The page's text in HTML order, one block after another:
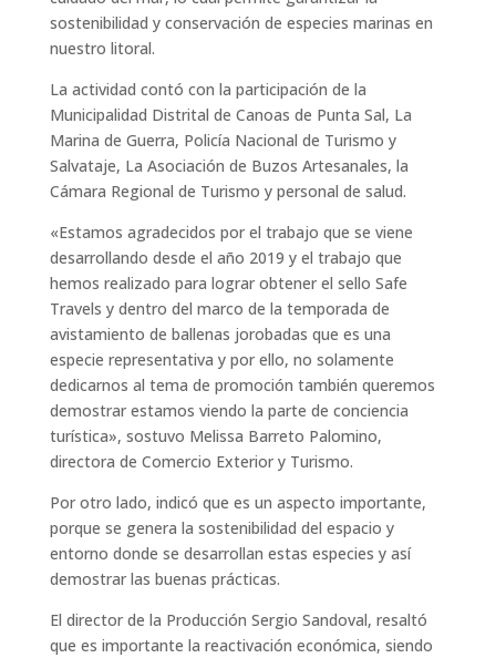
sostenibilidad y conservación de especies marinas en
nuestro litoral.
La actividad contó con la participación de la
Municipalidad Distrital de Canoas de Punta Sal, La
Marina de Guerra, Policía Nacional de Turismo y
Salvataje, La Asociación de Buzos Artesanales, la
Cámara Regional de Turismo y personal de salud.
«Estamos agradecidos por el trabajo que se viene
desarrollando desde el año 2019 y el trabajo que
hemos realizado para lograr obtener el sello Safe
Travels y dentro del marco de la temporada de
avistamiento de ballenas jorobadas que es una
especie representativa y por ello, no solamente
dedicarnos al tema de promoción también queremos
demostrar estamos viendo la parte de conciencia
turística», sostuvo Melissa Barreto Palomino,
directora de Comercio Exterior y Turismo.
Por otro lado, indicó que es un aspecto importante,
porque se genera la sostenibilidad del espacio y
entorno donde se desarrollan estas especies y así
demostrar las buenas prácticas.
El director de la Producción Sergio Sandoval, resaltó
que es importante la reactivación económica, siendo